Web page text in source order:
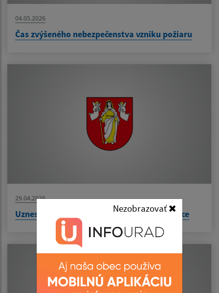
Nezobrazovať
04.05.2026
Čas zvýšeného nebezpečenstva vzniku požiaru
29.04.2026
Uznesenie č. 244/2026 - prevod majetku obce